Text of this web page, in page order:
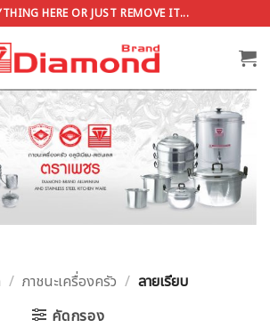
HERE OR JUST REMOVE IT...
/ ภาชนะเครื่องครัว / ลายเรียบ
คัดกรอง